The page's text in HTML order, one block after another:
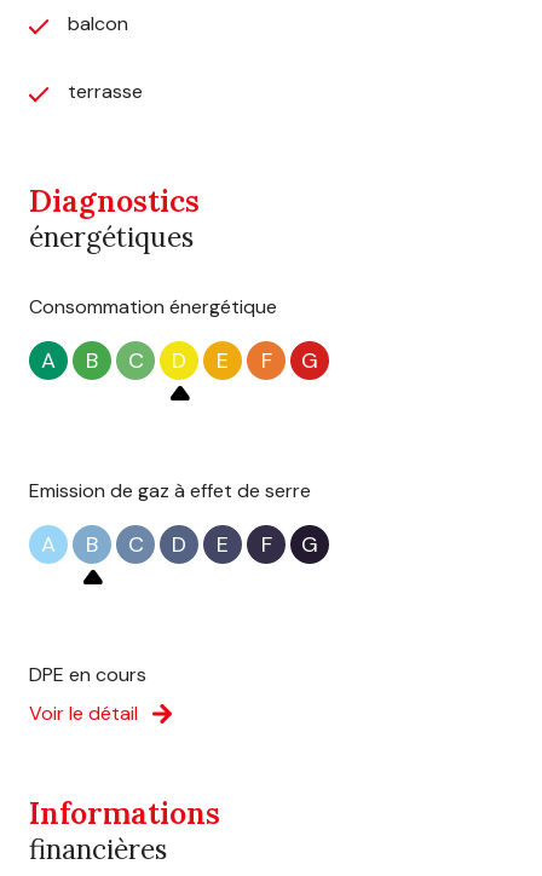
balcon
terrasse
Diagnostics
énergétiques
Consommation énergétique
A B C D E F G
Emission de gaz à effet de serre
A B C D E F G
DPE en cours
Voir le détail
Informations
financières